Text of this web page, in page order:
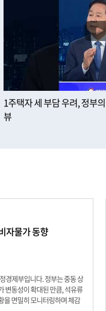
1주택자 세 부담 우려, 정부
뷰
자물가 동향
경제부입니다. 정부는 중동 상
변동성이 확대된 만큼, 석유류
을 면밀히 모니터링하며 체감